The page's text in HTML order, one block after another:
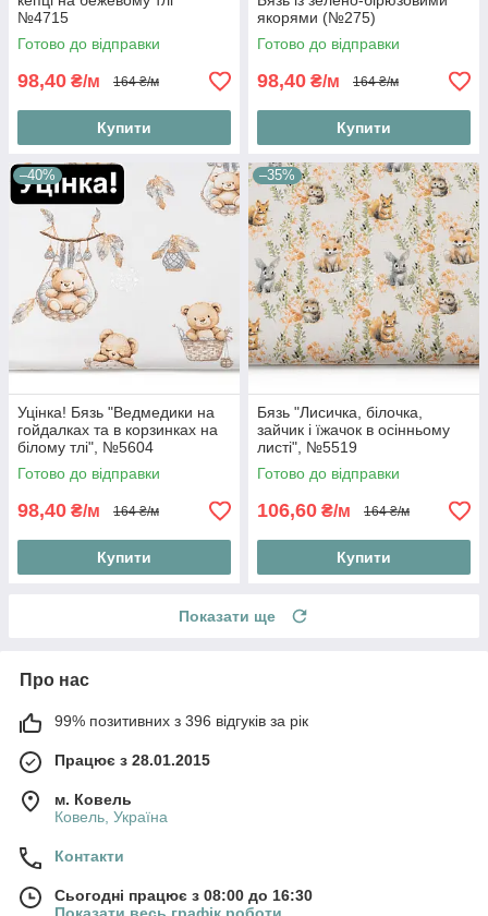
№4715
Готово до відправки
98,40 ₴/м 164 ₴/м
Купити
якорями (№275)
Готово до відправки
98,40 ₴/м 164 ₴/м
Купити
–40%
Уцінка! Бязь "Ведмедики на
гойдалках та в корзинках на
білому тлі", №5604
Готово до відправки
98,40 ₴/м 164 ₴/м
Купити
–35%
Бязь "Лисичка, білочка,
зайчик і їжачок в осінньому
листі", №5519
Готово до відправки
106,60 ₴/м 164 ₴/м
Купити
Показати ще
Про нас
99% позитивних з 396 відгуків за рік
Працює з 28.01.2015
м. Ковель
Ковель, Україна
Контакти
Сьогодні працює з 08:00 до 16:30